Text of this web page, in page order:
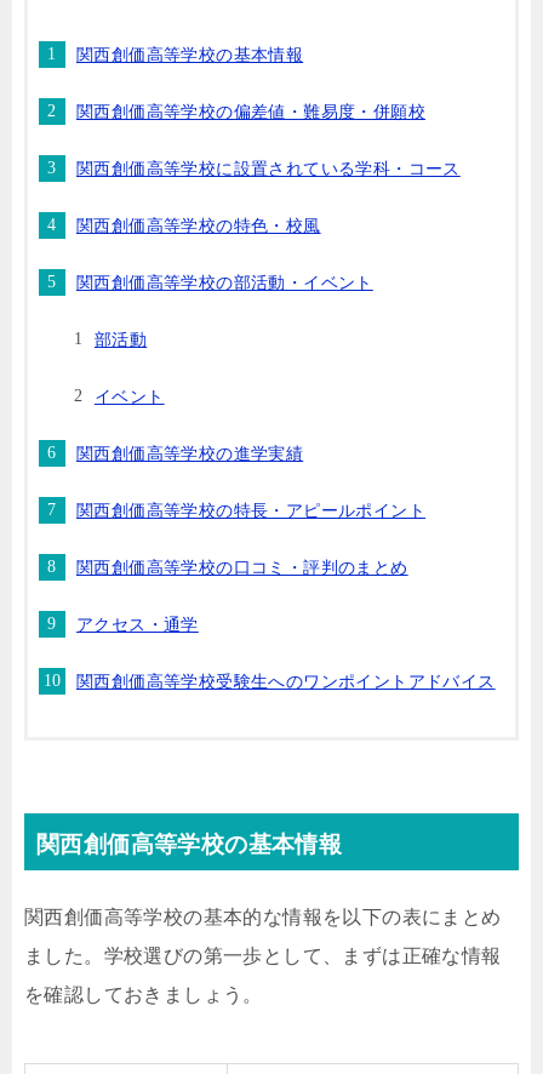
関西創価高等学校の基本情報
関西創価高等学校の偏差値・難易度・併願校
関西創価高等学校に設置されている学科・コース
関西創価高等学校の特色・校風
関西創価高等学校の部活動・イベント
部活動
イベント
関西創価高等学校の進学実績
関西創価高等学校の特長・アピールポイント
関西創価高等学校の口コミ・評判のまとめ
アクセス・通学
関西創価高等学校受験生へのワンポイントアドバイス
関西創価高等学校の基本情報
関西創価高等学校の基本的な情報を以下の表にまとめ
ました。学校選びの第一歩として、まずは正確な情報
を確認しておきましょう。